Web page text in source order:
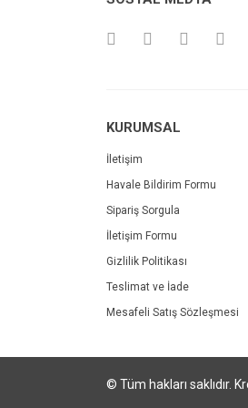
KURUMSAL
İletişim
Havale Bildirim Formu
Sipariş Sorgula
İletişim Formu
Gizlilik Politikası
Teslimat ve İade
Mesafeli Satış Sözleşmesi
© Tüm hakları saklıdır.